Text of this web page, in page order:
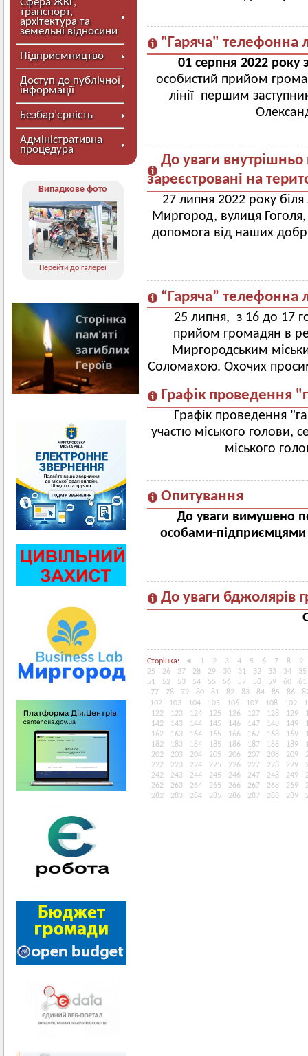
Сфера ЖКГ,
транспорт,
архітектура та
земельні відносини
Підприємництво
Доступ до публічної
інформації
Безбар’єрність
Адміністративна
процедура
Випадкове фото
Перейти до галереї
"Гаряча" телефонна
01 серпня 2022 року
особистий прийом
лінії першим
До уваги внутрішньо
зареєстровані на
27 липня 2022 року
Миргород, вулиця
допомога від наших
“Гаряча” телефонна
25 липня, з 16 до 17
прийом громадян в
Миргородським
Соломахою. Охочих
Графік проведення
Графік проведення
участю міського голови,
міського
Опитування
До уваги вимушено
особами-підприємцями
До уваги бджолярів
Сторінка: ◄ 1 2 3 4 5 6 7 8
9
25
26 27 28 29 30 31 32 33 34
35
51
52 53 54 55 56 57 58 59 60
61
77
78 79 80 81 82 83 84 85 86
102
103 104 105 106 107 108 109
122
123 124 125 126 127 128 129
142
143 144 145 146 147 148 149
162
163 164 165 166 167 168 169
182
183 184 185 186 187 188 189
202
203 204 205 206 207 208 209
222
223 224 225 226 227 228 229
242
243 244 245 246 247 248 249
262
263 264 265 266 267 268 269
282
283 284 285 286 287 288 289